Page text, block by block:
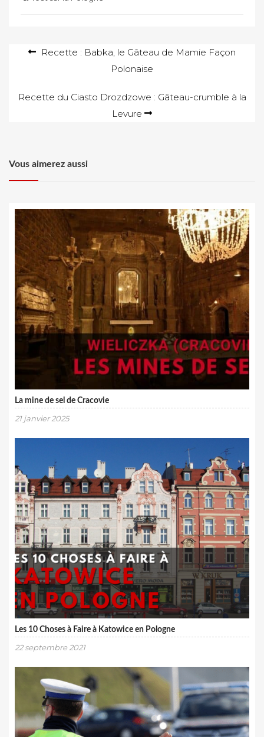
NavigationRecette : Babka, le Gâteau de Mamie Façon
Polonaise
Recette du Ciasto Drozdzowe : Gâteau-crumble à la
Levure
Vous aimerez aussi
La mine de sel de Cracovie
21 janvier 2025
Les 10 Choses à Faire à Katowice en Pologne
22 septembre 2021